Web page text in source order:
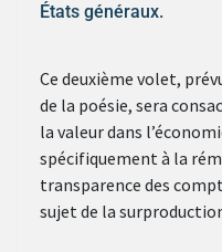
États généraux.
Ce deuxième volet,
de la poésie, sera
la valeur dans
spécifiquement à la
transparence des
sujet de la